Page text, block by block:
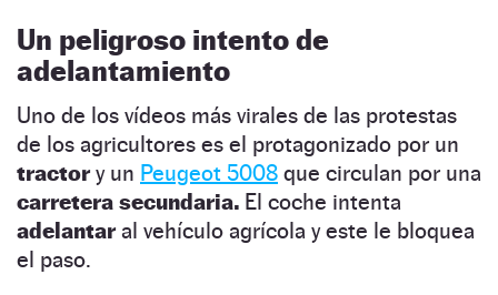
Un peligroso intento de
adelantamiento
Uno de los vídeos más virales de las protestas
de los agricultores es el protagonizado por un
tractory un Peugeot 5008 que circulan por una
carretera secundaria. El coche intenta
adelantaral vehículo agrícola y este le bloquea
el paso.